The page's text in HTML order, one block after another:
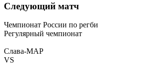
Следующий матч
Чемпионат России по регби
Регулярный чемпионат
Слава-МАР
VS